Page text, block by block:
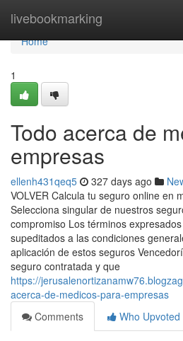
livebookmarking
Home
Home
1
Todo acerca de
empresas
ellenh431qeq5 327 days ago
VOLVER Calcula tu seguro online en
Selecciona singular de nuestros
compromiso Los términos
supeditados a las condiciones
aplicación de estos seguros
seguro contratada y que
https://
acerca-de-medicos-para-empresas
Comments
Who Upvoted